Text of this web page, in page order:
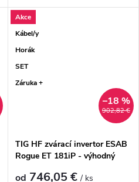
a Hot...
Akce
Kábel/y
Horák
SET
Záruka +
902,82 €
–18 %
TIG HF zvárací invertor ESAB
Rogue ET 181iP - výhodný
od 746,05 €/ ks